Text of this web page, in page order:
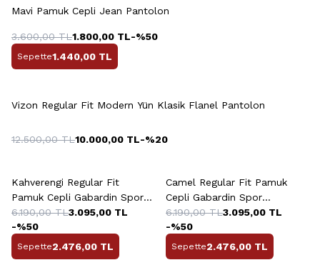
Mavi Pamuk Cepli Jean Pantolon
3.600,00TL1.800,00 TL-%50
Sepette1.440,00 TL
Vizon Regular Fit Modern Yün Klasik Flanel Pantolon
12.500,00TL10.000,00 TL-%20
Kahverengi Regular Fit
Pamuk Cepli Gabardin Spor
Pantolon
6.190,00TL3.095,00 TL
-%50
Sepette2.476,00 TL
Camel Regular Fit Pamuk
Cepli Gabardin Spor
Pantolon
6.190,00TL3.095,00 TL
-%50
Sepette2.476,00 TL